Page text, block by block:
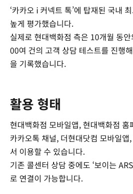
‘카카오 i 커넥트 톡’에 탑재된 국내
높게 평가했습니다.
실제로 현대백화점 측은 10개월 동
00여 건의 고객 상담 테스트를 진행
을 기록했습니다.
활용 형태
현대백화점 모바일앱, 현대백화점 홈
카카오톡 채널, 더현대닷컴 모바일
서 이용할 수 있습니다.
기존 콜센터 상담 중에도 ‘보이는
로 연결이 가능합니다.